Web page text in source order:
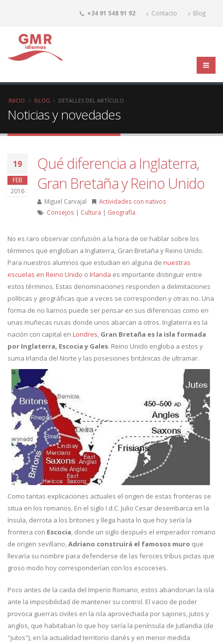
+34 91 548 91 92 Contacto Blog
INICIO BLOG DETALLES DEL ARTÍCULO
Noticias y novedades
19
FEB
2016
Qué diferencia a Inglaterra,
Gran Bretaña y Reino Unido
Miguel Carvajal
Actividades con nativos
Consejos | Cultura | Geografía
No es raro observar confusión a la hora de oir hablar sobre los
términos que engloban a Inglaterra, Gran Bretaña y Reino Unido.
Para nuestros alumnos que estudian en alguna de nuestras
escuelas en Reino Unido o Irlanda es importante distinguir entre
estos términos. Estas denominaciones responden a delimitaciones
políticas y geográficas que a veces se corresponden y otras no. Una
forma de no liarnos puede ser pensar en sus diferencias como en
unas muñecas rusas donde unos abarcan a otros. Inglaterra es la
nación con capital en Londres, Gran Bretaña es la isla formada
por Inglaterra, Escocia y Gales. Reino Unido engloba a estos y
suma Irlanda del Norte y las posesiones británicas de ultramar.
Como tantas explicaciones actuales el origen de estas fronteras se
situa en los romanos. En el siglo I d.C. Julio Cesar desembarca en la
ínsula, derrota a los britones y llega hasta lo que hoy sería la
frontera con Escocia, donde un siglo después el emperador romano
de origen sevillano,Adriano construirá el famosos muro que
llevaría su nombre para defenderse de las feroces tribus pictas que
groso modo hoy corresponderían con los escoceses.
Poco antes de la caida del Imperio Romano, estos abandonan la isla
ante la imposibilidad de mantener su control. El vacio de poder
provoca guerras civiles en la isla aprovechada por sajones, jutos y
anglos, que habitaban lo que hoy sería la península de Jutlandia (de
"jutos"), en la actualidad territorio danés y en menor medida